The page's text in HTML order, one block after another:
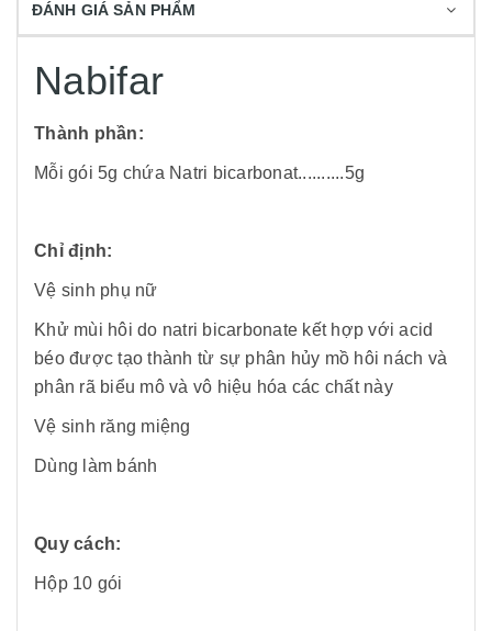
ĐÁNH GIÁ SẢN PHẨM
Nabifar
Thành phần:
Mỗi gói 5g chứa Natri bicarbonat..........5g
Chỉ định:
Vệ sinh phụ nữ
Khử mùi hôi do natri bicarbonate kết hợp với acid
béo được tạo thành từ sự phân hủy mồ hôi nách và
phân rã biểu mô và vô hiệu hóa các chất này
Vệ sinh răng miệng
Dùng làm bánh
Quy cách:
Hộp 10 gói